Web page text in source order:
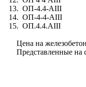
13. ОП-4.4-AIII
14. ОП-4-4-AIII
15. ОП.4.4.AIII
Цена на
Представленные на